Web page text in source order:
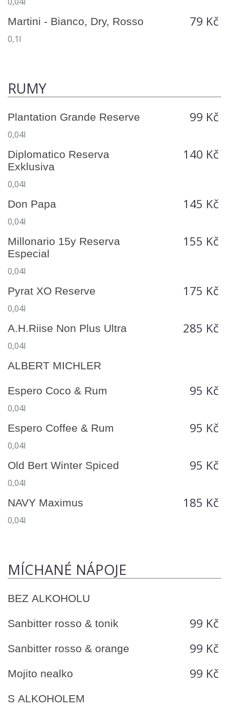
Martini - Bianco, Dry, Rosso 79 Kč
0,1l
RUMY
Plantation Grande Reserve 99 Kč
0,04l
Diplomatico Reserva
Exklusiva
140 Kč
0,04l
Don Papa 145 Kč
0,04l
Millonario 15y Reserva
Especial
155 Kč
0,04l
Pyrat XO Reserve 175 Kč
0,04l
A.H.Riise Non Plus Ultra 285 Kč
0,04l
ALBERT MICHLER
Espero Coco & Rum 95 Kč
0,04l
Espero Coffee & Rum 95 Kč
0,04l
Old Bert Winter Spiced 95 Kč
0,04l
NAVY Maximus 185 Kč
0,04l
MÍCHANÉ NÁPOJE
BEZ ALKOHOLU
Sanbitter rosso & tonik 99 Kč
Sanbitter rosso & orange 99 Kč
Mojito nealko 99 Kč
S ALKOHOLEM